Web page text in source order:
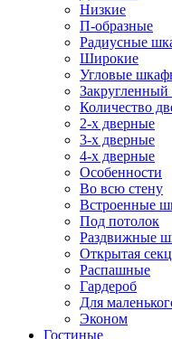
Низкие
П-образные
Радиусные
Широкие
Угловые
Закругленный
Количество
2-х дверные
3-х дверные
4-х дверные
Особенности
Во всю стену
Встроенные
Под потолок
Раздвижные
Открытая
Распашные
Гардероб
Для
Эконом
Гостиные